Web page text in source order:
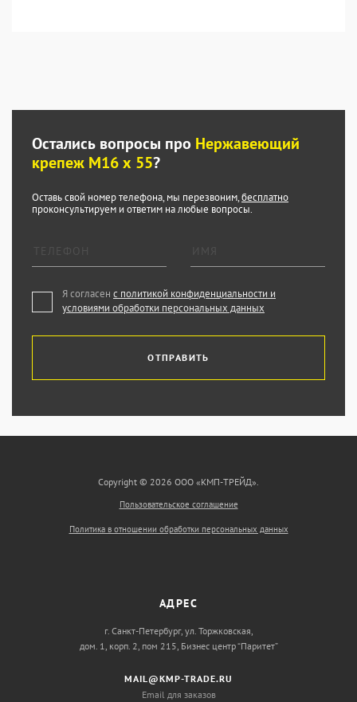
Остались вопросы про Нержавеющий
крепеж М16 х 55?
Оставь свой номер телефона, мы перезвоним,бесплатно
проконсультируем и ответим на любые вопросы.
Я согласен с политикой конфиденциальности и
условиями обработки персональных данных
ОТПРАВИТЬ
Copyright © 2026 ООО «КМП-ТРЕЙД».
Пользовательское соглашение
Политика в отношении обработки персональных данных
АДРЕС
г. Санкт-Петербург, ул. Торжковская,
дом. 1, корп. 2, пом 215, Бизнес центр “Паритет”
MAIL@KMP-TRADE.RU
Email для заказов